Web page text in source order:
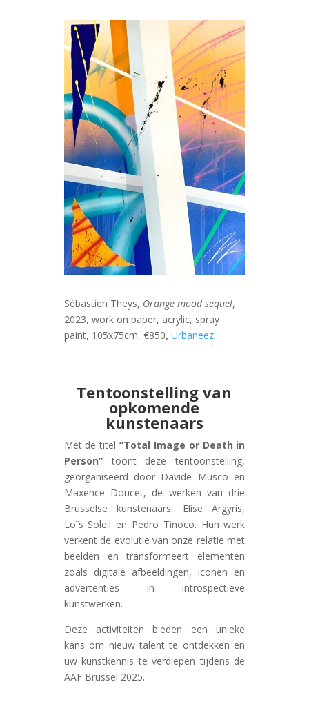
Sébastien Theys, Orange mood sequel,
2023, work on paper, acrylic, spray
paint, 105x75cm, €850, Urbaneez
Tentoonstelling van
opkomende
kunstenaars
Met de titel“Total Image or Death in
Person”toont deze tentoonstelling,
georganiseerd door Davide Musco en
Maxence Doucet, de werken van drie
Brusselse kunstenaars: Elise Argyris,
Loïs Soleil en Pedro Tinoco. Hun werk
verkent de evolutie van onze relatie met
beelden en transformeert elementen
zoals digitale afbeeldingen, iconen en
advertenties in introspectieve
kunstwerken.
Deze activiteiten bieden een unieke
kans om nieuw talent te ontdekken en
uw kunstkennis te verdiepen tijdens de
AAF Brussel 2025.